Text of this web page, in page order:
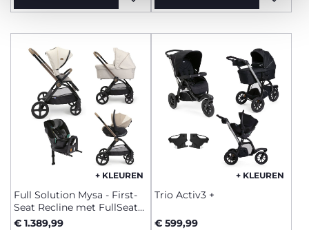
+ KLEUREN
Full Solution Mysa - First-
Seat Recline met FullSeat
met basis
€ 1.389,99
+ KLEUREN
Trio Activ3 +
€ 599,99